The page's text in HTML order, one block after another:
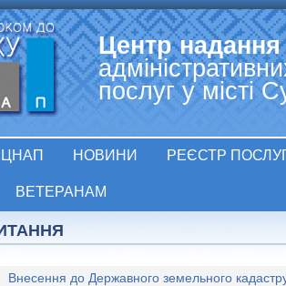
Центр надання
послуг у місті
НОВИНИ РЕЄСТР
ВЕТЕРАНАМ
Внесення до Державного земельного